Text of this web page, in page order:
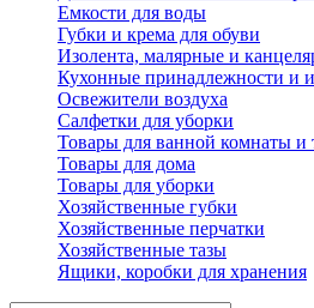
Емкости для воды
Губки и крема для обуви
Изолента, малярные и
Кухонные принадлежности и
Освежители воздуха
Салфетки для уборки
Товары для ванной комнаты и
Товары для дома
Товары для уборки
Хозяйственные губки
Хозяйственные перчатки
Хозяйственные тазы
Ящики, коробки для хранения